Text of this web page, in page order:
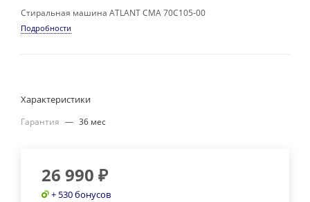
Стиральная машина ATLANT СМА 70С105-00
Подробности
Характеристики
Гарантия — 36 мес
26 990 ₽
+ 530 бонусов